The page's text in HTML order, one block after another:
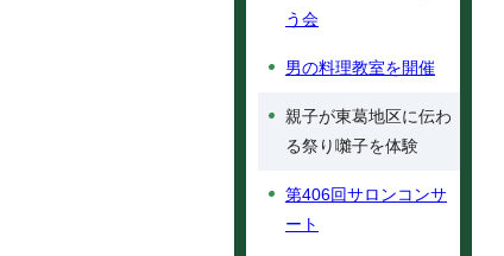
う会
男の料理教室を開催
親子が東葛地区に伝わ
る祭り囃子を体験
第406回サロンコンサ
ート